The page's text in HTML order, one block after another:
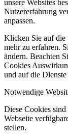
unsere Websites
Nutzererfahrung
anpassen.
Klicken Sie auf die
mehr zu erfahren.
ändern. Beachten
Cookies
und auf die
Notwendige
Diese Cookies
Webseite
stellen.